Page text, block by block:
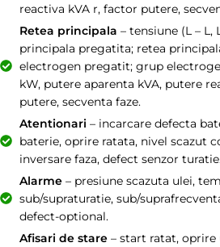
reactiva kVA r, factor putere,
Retea principala – tensiune (L – L,
principala pregatita; retea
electrogen pregatit; grup
kW, putere aparenta kVA, putere
putere, secventa faze.
Atentionari – incarcare defecta
baterie, oprire ratata, nivel scazut
inversare faza, defect senzor
Alarme– presiune scazuta ulei,
sub/supraturatie, sub/
defect-optional.
Afisari de stare– start ratat, oprire